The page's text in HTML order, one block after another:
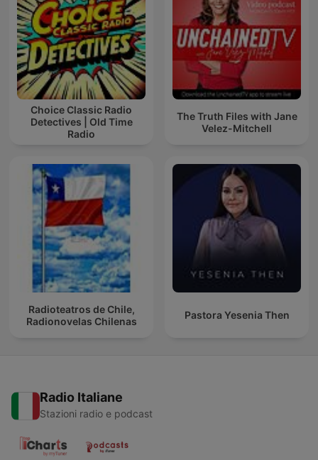
Choice Classic Radio
Detectives | Old Time
Radio
The Truth Files with Jane
Velez-Mitchell
Radioteatros de Chile,
Radionovelas Chilenas
Pastora Yesenia Then
Radio Italiane
Stazioni radio e podcast